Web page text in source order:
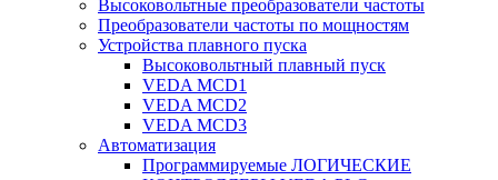
Высоковольтные преобразователи частоты
Преобразователи частоты по мощностям
Устройства плавного пуска
Высоковольтный плавный пуск
VEDA MCD1
VEDA MCD2
VEDA MCD3
Автоматизация
Программируемые ЛОГИЧЕСКИЕ